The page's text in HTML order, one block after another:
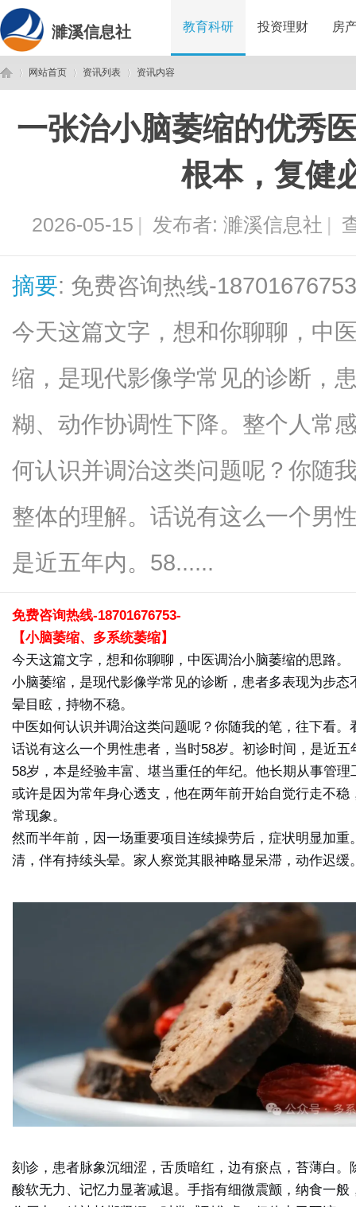
濉溪信息社 教育科研 投资理财 房
网站首页
›
资讯列表
›
资讯内容
一张治小脑萎缩的优秀
根本，复健
2026-05-15 | 发布者: 濉溪信息社 |
摘要: 免费咨询热线-
今天这篇文字，想和你聊聊，中
缩，是现代影像学常见的诊断，
糊、动作协调性下降。整个人常
何认识并调治这类问题呢？你随
整体的理解。话说有这么一个男
是近五年内。58......
免费咨询热线-18701676753-
【小脑萎缩、多系统萎缩】
今天这篇文字，想和你聊聊，中医调治小脑萎缩的思路。
小脑萎缩，是现代影像学常见的诊断，患者多表现为步
晕目眩，持物不稳。
中医如何认识并调治这类问题呢？你随我的笔，往下看
话说有这么一个男性患者，当时58岁。初诊时间，是近五
58岁，本是经验丰富、堪当重任的年纪。他长期从事管
或许是因为常年身心透支，他在两年前开始自觉行走不
常现象。
然而半年前，因一场重要项目连续操劳后，症状明显加
清，伴有持续头晕。家人察觉其眼神略显呆滞，动作迟
刻诊，患者脉象沉细涩，舌质暗红，边有瘀点，苔薄白
酸软无力、记忆力显著减退。手指有细微震颤，纳食一